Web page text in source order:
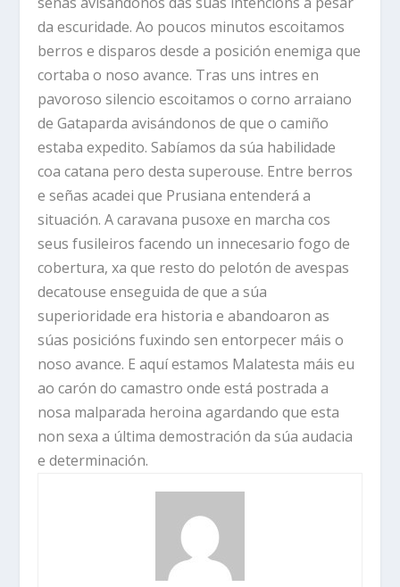
da escuridade. Ao poucos minutos escoitamos
berros e disparos desde a posición enemiga que
cortaba o noso avance. Tras uns intres en
pavoroso silencio escoitamos o corno arraiano
de Gataparda avisándonos de que o camiño
estaba expedito. Sabíamos da súa habilidade
coa catana pero desta superouse. Entre berros
e señas acadei que Prusiana entenderá a
situación. A caravana pusoxe en marcha cos
seus fusileiros facendo un innecesario fogo de
cobertura, xa que resto do pelotón de avespas
decatouse enseguida de que a súa
superioridade era historia e abandoaron as
súas posicións fuxindo sen entorpecer máis o
noso avance. E aquí estamos Malatesta máis eu
ao carón do camastro onde está postrada a
nosa malparada heroina agardando que esta
non sexa a última demostración da súa audacia
e determinación.